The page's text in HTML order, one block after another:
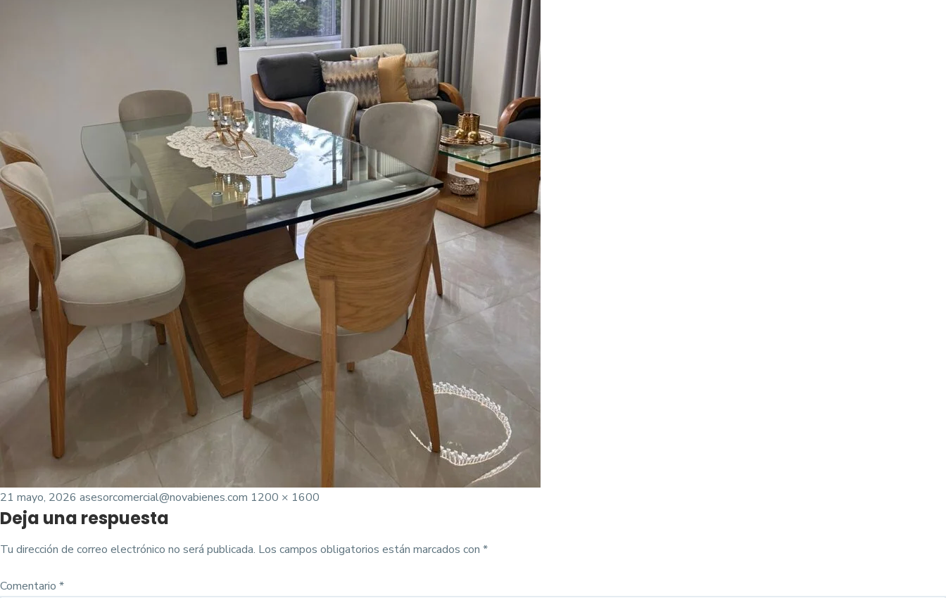
Posted
on
21 mayo, 2026 asesorcomercial@novabienes.com Tamaño
1200 × 1600
Deja una respuesta
Tu dirección de correo electrónico no será publicada. Los campos obligatorios están marcados con *
Comentario *